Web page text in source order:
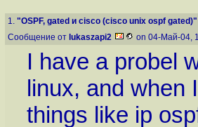
1. "OSPF, gated и cisco (cisco unix ospf gated)"
Сообщение от lukaszapi2 on 04-Май-04,
I have a probel
linux, and when
things like ip